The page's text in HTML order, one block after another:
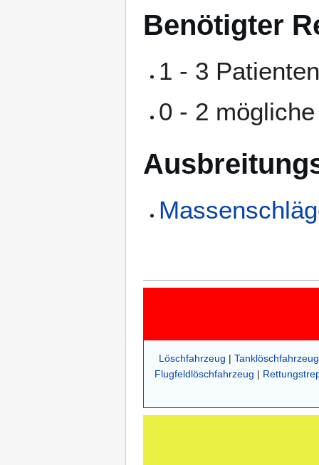
Benötigter
1 - 3
0 - 2
Löschfahrzeug | Tanklöschfahrzeug
Flugfeldlöschfahrzeug |